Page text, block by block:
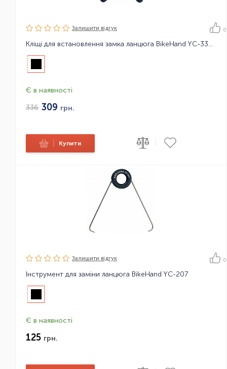
Залишити вiдгук 0
Кліщі для встановлення замка ланцюга BikeHand YC-335C
Є в наявності
336 309 грн.
Купити
Залишити вiдгук 0
Інструмент для заміни ланцюга BikeHand YC-207
Є в наявності
125 грн.